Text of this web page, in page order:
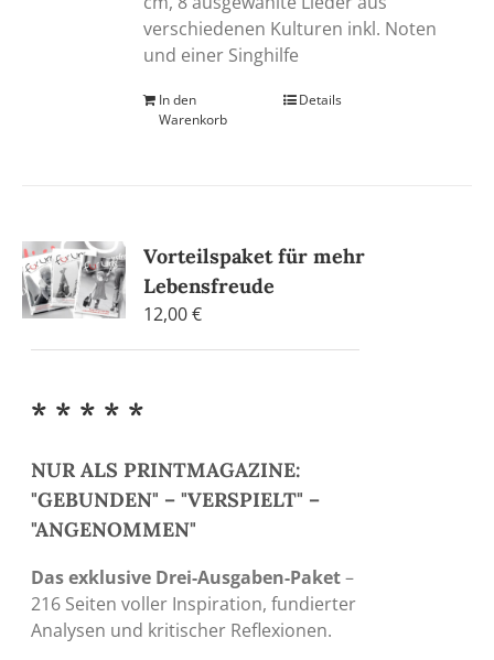
verschiedenen Kulturen inkl. Noten
und einer Singhilfe
In den
Warenkorb
Details
Vorteilspaket für mehr
Lebensfreude
12,00€
* * * * *
NUR ALS PRINTMAGAZINE:
"GEBUNDEN" – "VERSPIELT" –
"ANGENOMMEN"
Das exklusive Drei-Ausgaben-Paket–
216 Seiten voller Inspiration, fundierter
Analysen und kritischer Reflexionen.